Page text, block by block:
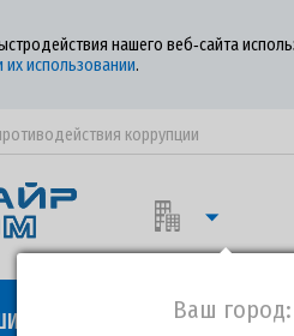
нашего веб‑сайта
использовании.
коррупции
Ваш город: